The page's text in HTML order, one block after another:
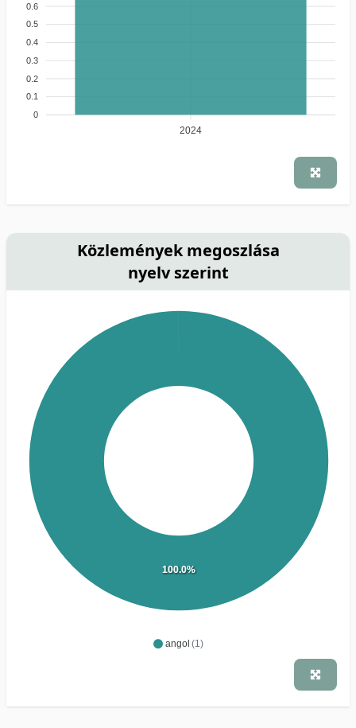
0.6
0.5
0.4
0.3
0.2
0.1
0
2024
Közlemények megoszlása
nyelv szerint
angol (1)
100.0%